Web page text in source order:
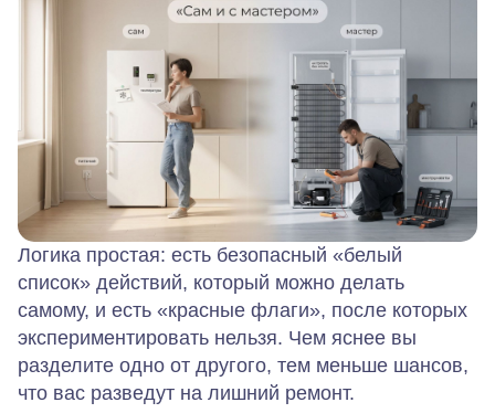
Логика простая: есть безопасный «белый
список» действий, который можно делать
самому, и есть «красные флаги», после которых
экспериментировать нельзя. Чем яснее вы
разделите одно от другого, тем меньше шансов,
что вас разведут на лишний ремонт.